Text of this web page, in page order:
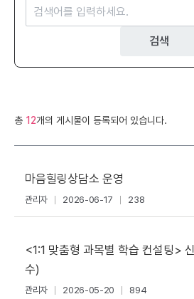
검색
총 12개의 게시물이 등록되어 있습니다.
마음힐링상담소 운영
관리자 2026-06-17 238
<1:1 맞춤형 과목별 학습 컨설팅>
수)
관리자 2026-05-20 894